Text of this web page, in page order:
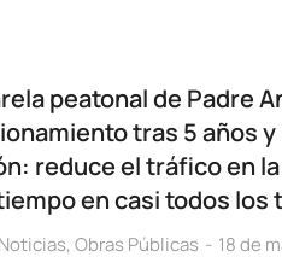
peatonal de Padre
tras 5 años y
reduce el tráfico en
en casi todos los
Noticias, Obras Públicas 18 de